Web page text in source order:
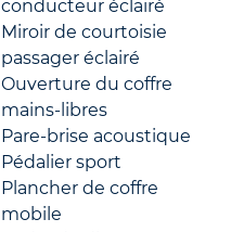
conducteur éclairé
Miroir de courtoisie
passager éclairé
Ouverture du coffre
mains-libres
Pare-brise acoustique
Pédalier sport
Plancher de coffre
mobile